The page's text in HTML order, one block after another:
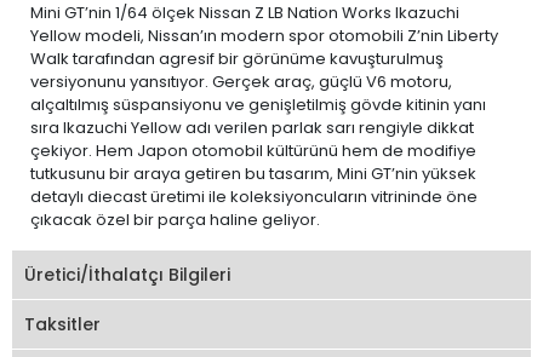
Mini GT’nin 1/64 ölçek Nissan Z LB Nation Works Ikazuchi
Yellow modeli, Nissan’ın modern spor otomobili Z’nin Liberty
Walk tarafından agresif bir görünüme kavuşturulmuş
versiyonunu yansıtıyor. Gerçek araç, güçlü V6 motoru,
alçaltılmış süspansiyonu ve genişletilmiş gövde kitinin yanı
sıra Ikazuchi Yellow adı verilen parlak sarı rengiyle dikkat
çekiyor. Hem Japon otomobil kültürünü hem de modifiye
tutkusunu bir araya getiren bu tasarım, Mini GT’nin yüksek
detaylı diecast üretimi ile koleksiyoncuların vitrininde öne
çıkacak özel bir parça haline geliyor.
Üretici/İthalatçı Bilgileri
Taksitler